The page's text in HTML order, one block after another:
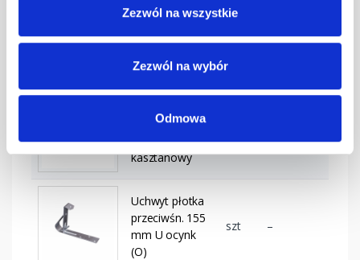
Zezwól na wszystkie
Zezwól na wybór
Odmowa
Uchwyt płotka
mm U
grafitowy
szt –
przeciwśn. 155
mm U
kasztanowy
Uchwyt płotka
przeciwśn. 155
mm U ocynk
(O)
szt –